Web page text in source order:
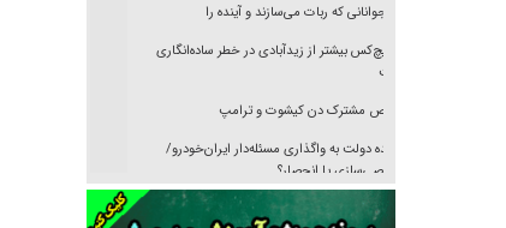
نوجوانانی که ربات می‌سازند و آینده را
هیچ‌کس بیشتر از زیدآبادی در خطر ساده‌انگاری
نیست
رقص مشترک دن کیشوت و ترامپ
دنده دولت به واگذاری مسئله‌دار ایران‌خودرو/
خصوصی‌سازی یا انحصار؟
غریزه‌ی بقا و آقای باقی و رفقا